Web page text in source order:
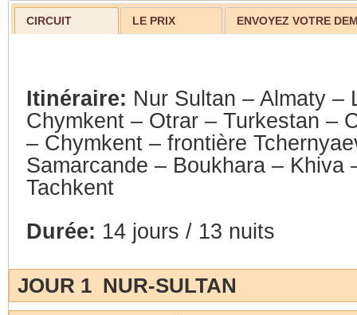
CIRCUIT LE PRIX ENVOYEZ VOTRE
Itinéraire: Nur Sultan – Almaty –
Chymkent – Otrar – Turkestan –
– Chymkent – frontière
Samarcande – Boukhara – Khiva
Tachkent
Durée: 14 jours / 13 nuits
JOUR 1 NUR-SULTAN